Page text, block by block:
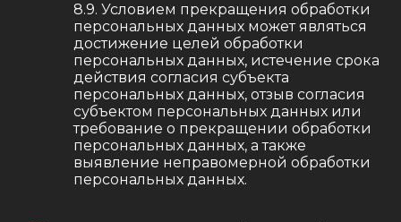
8.9. Условием прекращения обработки
персональных данных может являться
достижение целей обработки
персональных данных, истечение срока
действия согласия субъекта
персональных данных, отзыв согласия
субъектом персональных данных или
требование о прекращении обработки
персональных данных, а также
выявление неправомерной обработки
персональных данных.